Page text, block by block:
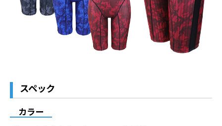
スペック
カラー